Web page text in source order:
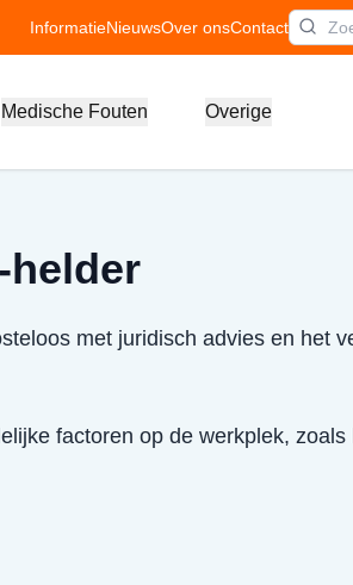
InformatieNieuwsOver onsContact
Medische Fouten Overige
helder
met juridisch advies en het
factoren op de werkplek, zoals